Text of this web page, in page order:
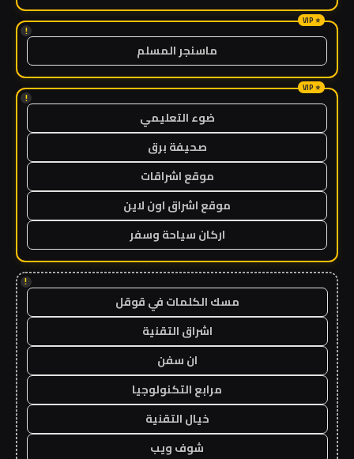
!
ماسنجر المسلم
!
ضوء التعليمي
صحيفة برق
موقع اشراقات
موقع اشراق اون لاين
اركان سياحة وسفر
!
مسك الكلمات في قوقل
اشراق التقنية
ان سفن
مرابع التكنولوجيا
خيال التقنية
شوف ويب